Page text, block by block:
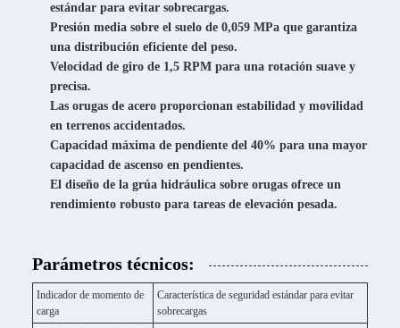
estándar para evitar sobrecargas.
Presión media sobre el suelo de 0,059 MPa que garantiza
una distribución eficiente del peso.
Velocidad de giro de 1,5 RPM para una rotación suave y
precisa.
Las orugas de acero proporcionan estabilidad y movilidad
en terrenos accidentados.
Capacidad máxima de pendiente del 40% para una mayor
capacidad de ascenso en pendientes.
El diseño de la grúa hidráulica sobre orugas ofrece un
rendimiento robusto para tareas de elevación pesada.
Parámetros técnicos:
Indicador de momento de
carga
Característica de seguridad estándar para evitar
sobrecargas